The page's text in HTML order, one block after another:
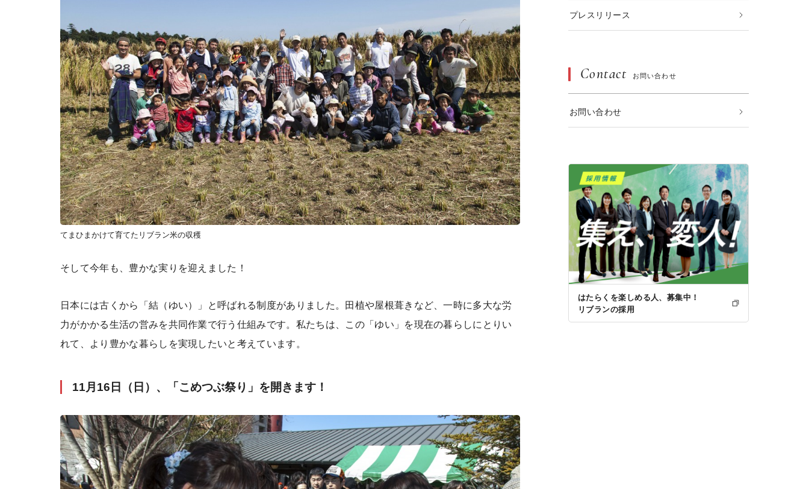
てまひまかけて育てたリブラン米の収穫
そして今年も、豊かな実りを迎えました！
日本には古くから「結（ゆい）」と呼ばれる制度がありました。田植や屋根葺きなど、一時に多大な労
力がかかる生活の営みを共同作業で行う仕組みです。私たちは、この「ゆい」を現在の暮らしにとりい
れて、より豊かな暮らしを実現したいと考えています。
11月16日（日）、「こめつぶ祭り」を開きます！
プレスリリース
Contact お問い合わせ
お問い合わせ
はたらくを楽しめる人、募集中！
リブランの採用